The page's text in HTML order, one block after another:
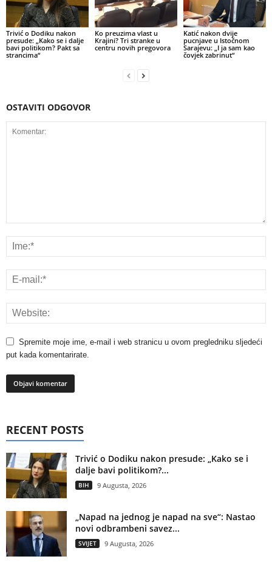
Trivić o Dodiku nakon
presude: „Kako se i dalje
bavi politikom? Pakt sa
strancima“
Ko preuzima vlast u
Krajini? Tri stranke u
centru novih pregovora
Katić nakon dvije
pucnjave u Istočnom
Sarajevu: „I ja sam kao
čovjek zabrinut“
OSTAVITI ODGOVOR
Spremite moje ime, e-mail i web stranicu u ovom pregledniku sljedeći
put kada komentarirate.
RECENT POSTS
Trivić o Dodiku nakon presude: „Kako se i
dalje bavi politikom?...
BIH 9 Augusta, 2026
„Napad na jednog je napad na sve“: Nastao
novi odbrambeni savez...
SVIJET 9 Augusta, 2026